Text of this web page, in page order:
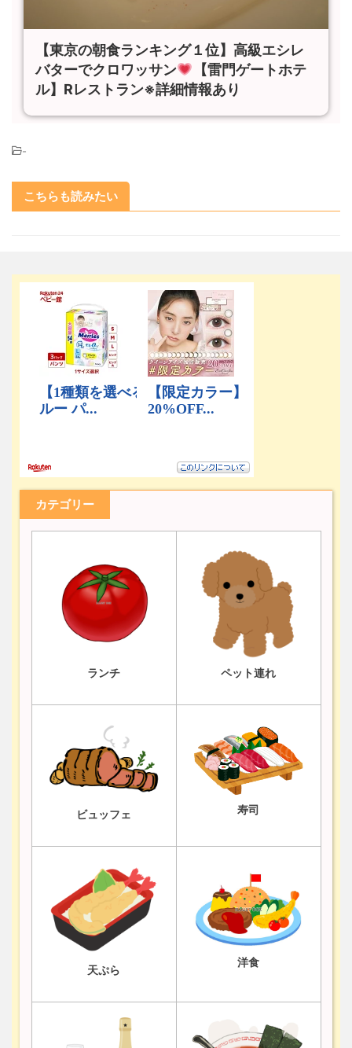
【東京の朝食ランキング１位】高級エシレ
バターでクロワッサン
【雷門ゲートホテ
ル】Rレストラン※詳細情報あり
-
こちらも読みたい
カテゴリー
ランチ ペット連れ
ビュッフェ 寿司
天ぷら
洋食